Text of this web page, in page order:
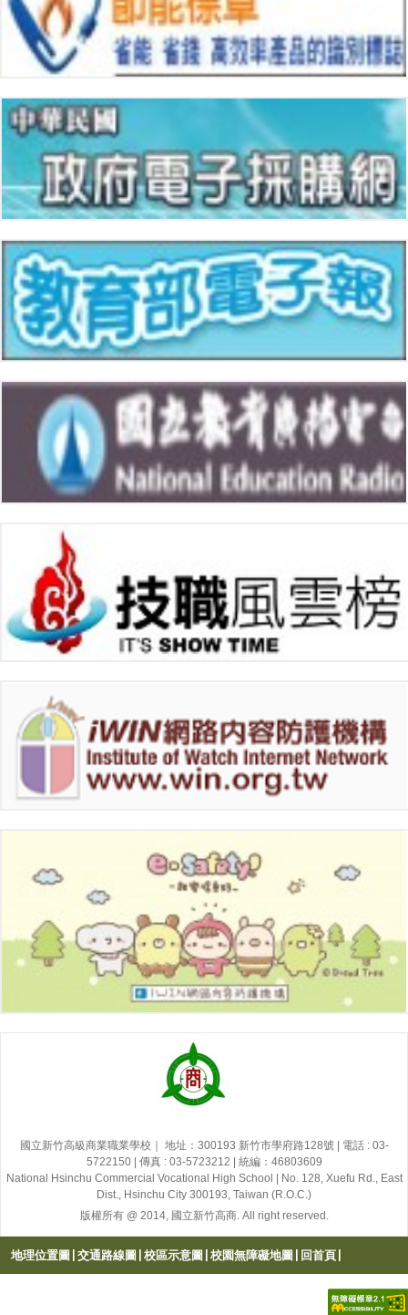
國立新竹高級商業職業學校｜ 地址：300193 新竹市學府路128號 | 電話 : 03-
5722150 | 傳真 : 03-5723212 | 統編：46803609
National Hsinchu Commercial Vocational High School | No. 128, Xuefu Rd., East
Dist., Hsinchu City 300193, Taiwan (R.O.C.)
版權所有 @ 2014, 國立新竹高商. All right reserved.
地理位置圖 | 交通路線圖 | 校區示意圖 | 校園無障礙地圖 | 回首頁 |